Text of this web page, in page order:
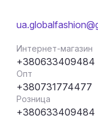
Интернет-магазин
+380633409484
Опт
+380731774477
Розница
+380633409484